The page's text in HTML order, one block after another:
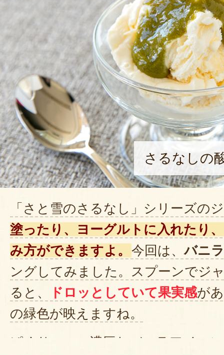
さるなしの
「さと雪のさるなし」シリーズの
塗ったり、ヨーグルトに入れたり
み方ができますよ。 今回は、バニ
ングしてみました。スプーンでジ
ると、
ドロッとしていて果実感が
の緑色が映えますね。
ぱくり……。濃厚なバニラアイス